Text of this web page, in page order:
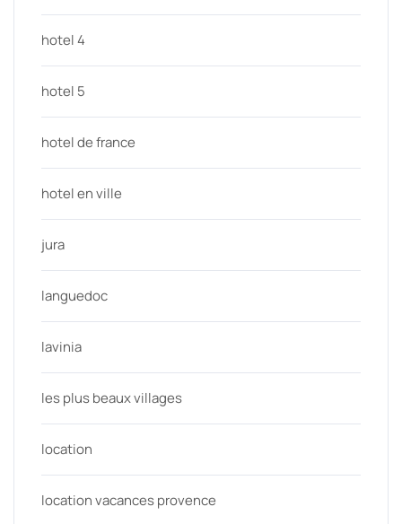
hotel 4
hotel 5
hotel de france
hotel en ville
jura
languedoc
lavinia
les plus beaux villages
location
location vacances provence